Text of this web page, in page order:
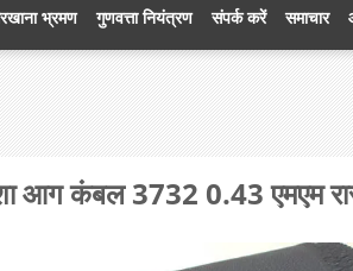
भ्रमण गुणवत्ता नियंत्रण संपर्क करें समाचार
आग कंबल 3732 0.43 एमएम